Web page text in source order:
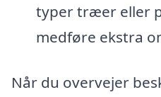
typer træer eller
medføre ekstra
Når du overvejer